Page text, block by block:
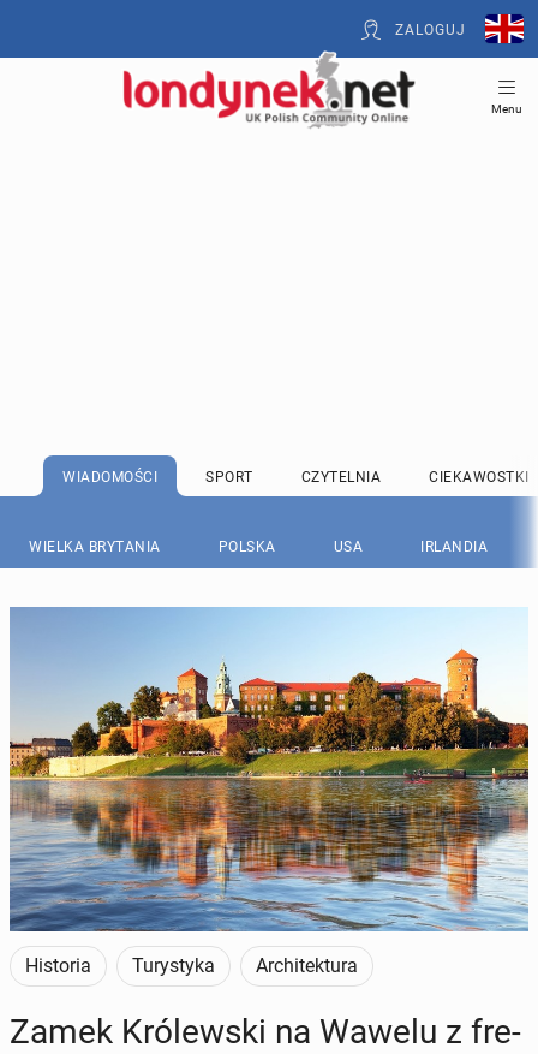
ZALOGUJ
Menu
WIADOMOŚCI SPORT CZYTELNIA CIEKAWOSTKI
WIELKA BRYTANIA POLSKA USA IRLANDIA
Historia Turystyka Architektura
Zamek Kró­lew­ski na Wawelu z fre­